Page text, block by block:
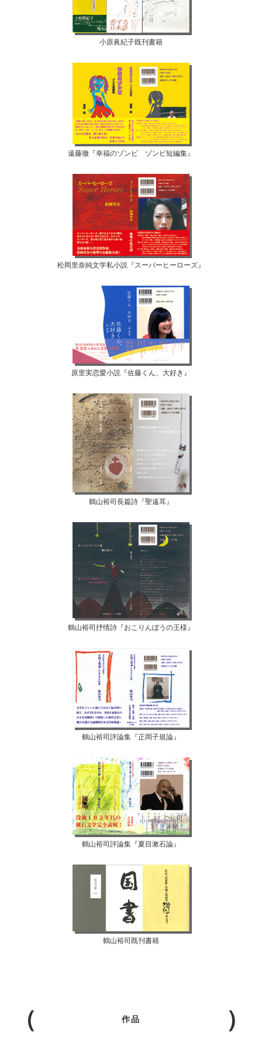
小原眞紀子既刊書籍
遠藤徹『幸福のゾンビ ゾンビ短編集』
松岡里奈純文学私小説『スーパーヒーローズ』
原里実恋愛小説『佐藤くん、大好き』
鶴山裕司長篇詩『聖遠耳』
鶴山裕司抒情詩『おこりんぼうの王様』
鶴山裕司評論集『正岡子規論』
鶴山裕司評論集『夏目漱石論』
鶴山裕司既刊書籍
作品